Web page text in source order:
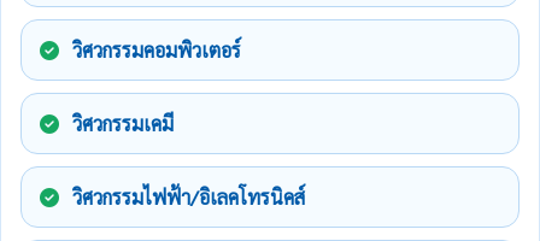
วิศวกรรมคอมพิวเตอร์
วิศวกรรมเคมี
วิศวกรรมไฟฟ้า/อิเลคโทรนิคส์